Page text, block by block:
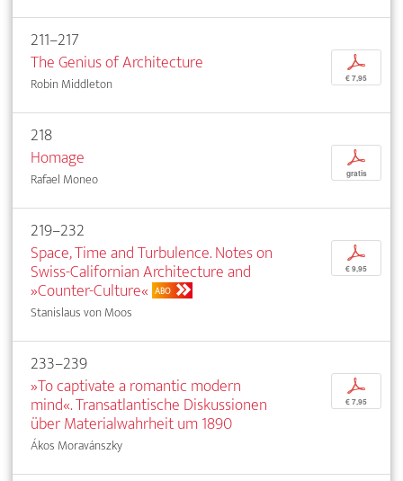
211–217
The Genius of Architecture
Robin Middleton
p
€ 7,95
218
Homage
Rafael Moneo
p
gratis
219–232
Space, Time and Turbulence. Notes on
Swiss-Californian Architecture and
»Counter-Culture« ABO
Stanislaus von Moos
p
€ 9,95
233–239
»To captivate a romantic modern
mind«. Transatlantische Diskussionen
über Materialwahrheit um 1890
Ákos Moravánszky
p
€ 7,95